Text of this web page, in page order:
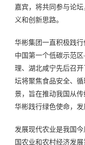
嘉宾，将共同参与论
义和创新思路。
华彬集团一直积极践
中国第一个低碳示范
理、湖北咸宁先后召
坛将聚焦食品安全、
景，旨在推动我国从
华彬践行绿色使命，发
发展现代农业是我国
国农业和农村经济发